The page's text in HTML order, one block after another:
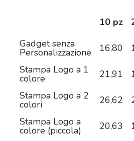
10 pz
Gadget senza
Personalizzazione 16,80
Stampa Logo a 1
colore 21,91
Stampa Logo a 2
colori 26,62
Stampa Logo a
colore (piccola) 20,63